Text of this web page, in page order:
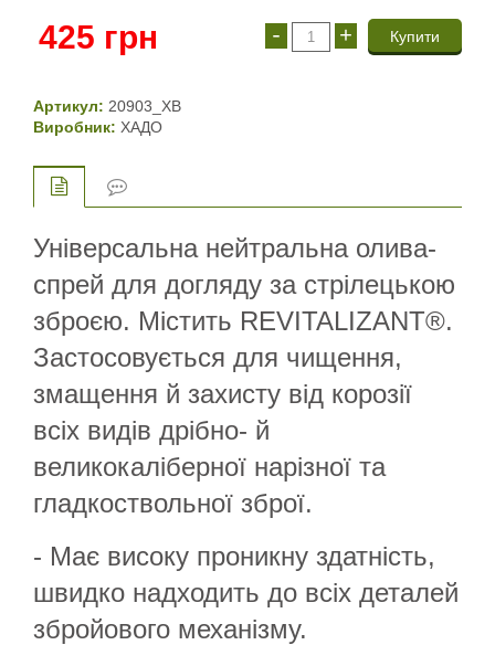
425 грн - +
Артикул: 20903_XB
Виробник: ХАДО
Універсальна нейтральна олива-
спрей для догляду за стрілецькою
зброєю. Містить REVITALIZANT®.
Застосовується для чищення,
змащення й захисту від корозії
всіх видів дрібно- й
великокаліберної нарізної та
гладкоствольної зброї.
- Має високу проникну здатність,
швидко надходить до всіх деталей
збройового механізму.